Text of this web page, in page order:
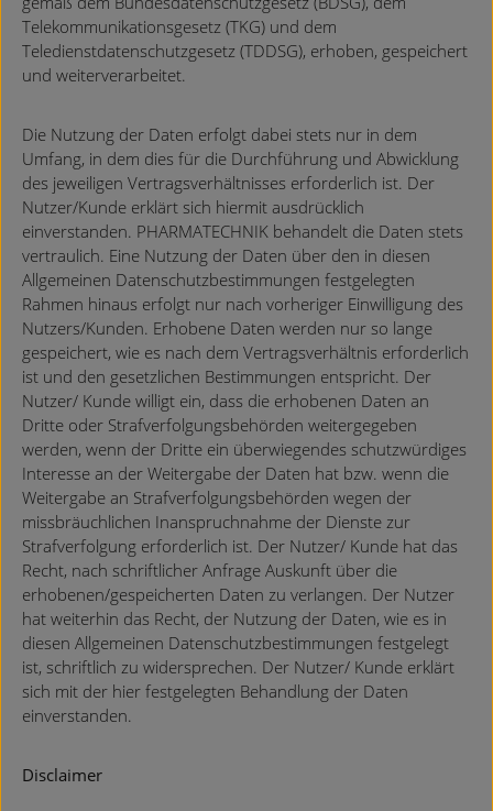
Telekommunikationsgesetz (TKG) und dem
Teledienstdatenschutzgesetz (TDDSG), erhoben, gespeichert
und weiterverarbeitet.
Die Nutzung der Daten erfolgt dabei stets nur in dem
Umfang, in dem dies für die Durchführung und Abwicklung
des jeweiligen Vertragsverhältnisses erforderlich ist. Der
Nutzer/Kunde erklärt sich hiermit ausdrücklich
einverstanden. PHARMATECHNIK behandelt die Daten stets
vertraulich. Eine Nutzung der Daten über den in diesen
Allgemeinen Datenschutzbestimmungen festgelegten
Rahmen hinaus erfolgt nur nach vorheriger Einwilligung des
Nutzers/Kunden. Erhobene Daten werden nur so lange
gespeichert, wie es nach dem Vertragsverhältnis erforderlich
ist und den gesetzlichen Bestimmungen entspricht. Der
Nutzer/ Kunde willigt ein, dass die erhobenen Daten an
Dritte oder Strafverfolgungsbehörden weitergegeben
werden, wenn der Dritte ein überwiegendes schutzwürdiges
Interesse an der Weitergabe der Daten hat bzw. wenn die
Weitergabe an Strafverfolgungsbehörden wegen der
missbräuchlichen Inanspruchnahme der Dienste zur
Strafverfolgung erforderlich ist. Der Nutzer/ Kunde hat das
Recht, nach schriftlicher Anfrage Auskunft über die
erhobenen/gespeicherten Daten zu verlangen. Der Nutzer
hat weiterhin das Recht, der Nutzung der Daten, wie es in
diesen Allgemeinen Datenschutzbestimmungen festgelegt
ist, schriftlich zu widersprechen. Der Nutzer/ Kunde erklärt
sich mit der hier festgelegten Behandlung der Daten
einverstanden.
Disclaimer